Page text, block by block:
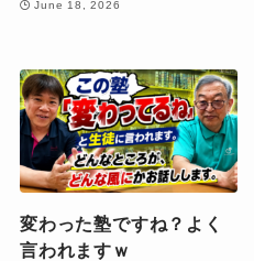
June 18, 2026
変わった塾ですね？よく
言われますｗ